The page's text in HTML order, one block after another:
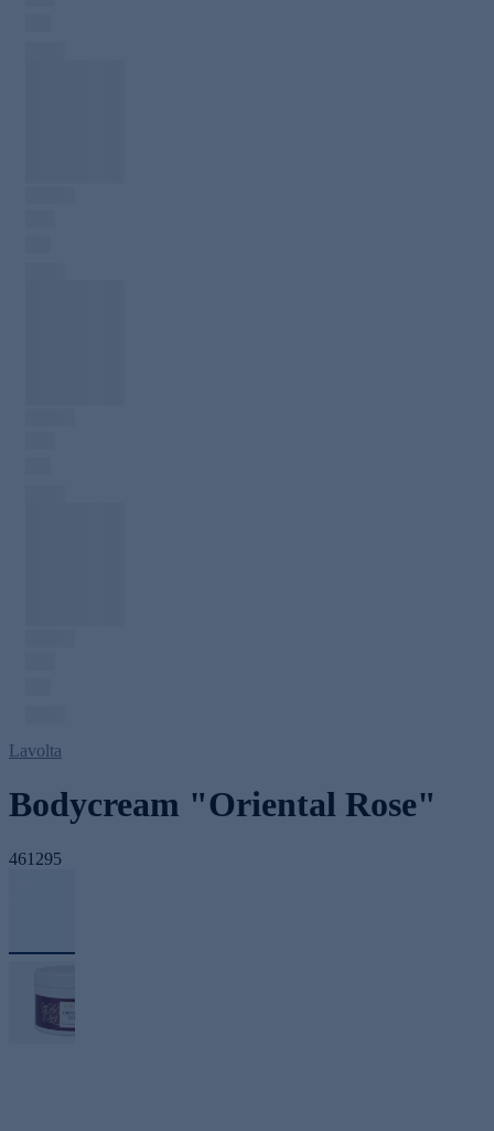
Lavolta
Bodycream "Oriental Rose"
461295